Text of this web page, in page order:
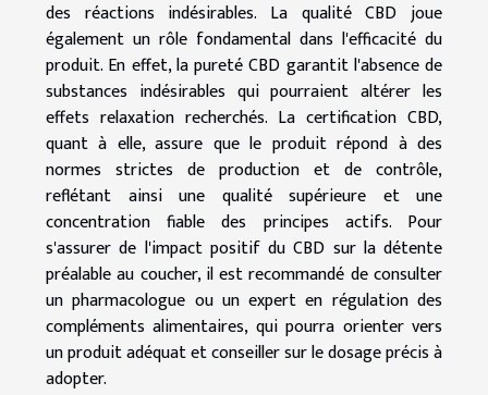
des réactions indésirables. La qualité CBD joue
également un rôle fondamental dans l'efficacité du
produit. En effet, la pureté CBD garantit l'absence de
substances indésirables qui pourraient altérer les
effets relaxation recherchés. La certification CBD,
quant à elle, assure que le produit répond à des
normes strictes de production et de contrôle,
reflétant ainsi une qualité supérieure et une
concentration fiable des principes actifs. Pour
s'assurer de l'impact positif du CBD sur la détente
préalable au coucher, il est recommandé de consulter
un pharmacologue ou un expert en régulation des
compléments alimentaires, qui pourra orienter vers
un produit adéquat et conseiller sur le dosage précis à
adopter.